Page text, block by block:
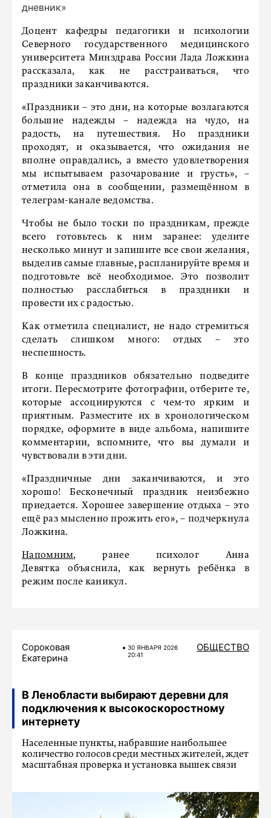
дневник»
Доцент кафедры педагогики и психологии
Северного государственного медицинского
университета Минздрава России Лада Ложкина
рассказала, как не расстраиваться, что
праздники заканчиваются.
«Праздники – это дни, на которые возлагаются
большие надежды – надежда на чудо, на
радость, на путешествия. Но праздники
проходят, и оказывается, что ожидания не
вполне оправдались, а вместо удовлетворения
мы испытываем разочарование и грусть», –
отметила она в сообщении, размещённом в
телеграм-канале ведомства.
Чтобы не было тоски по праздникам, прежде
всего готовьтесь к ним заранее: уделите
несколько минут и запишите все свои желания,
выделив самые главные, распланируйте время и
подготовьте всё необходимое. Это позволит
полностью расслабиться в праздники и
провести их с радостью.
Как отметила специалист, не надо стремиться
сделать слишком много: отдых – это
неспешность.
В конце праздников обязательно подведите
итоги. Пересмотрите фотографии, отберите те,
которые ассоциируются с чем-то ярким и
приятным. Разместите их в хронологическом
порядке, оформите в виде альбома, напишите
комментарии, вспомните, что вы думали и
чувствовали в эти дни.
«Праздничные дни заканчиваются, и это
хорошо! Бесконечный праздник неизбежно
приедается. Хорошее завершение отдыха – это
ещё раз мысленно прожить его», – подчеркнула
Ложкина.
Напомним, ранее психолог Анна
Девятка объяснила, как вернуть ребёнка в
режим после каникул.
Сороковая
Екатерина
30 ЯНВАРЯ 2026
20:41
ОБЩЕСТВО
В Ленобласти выбирают деревни для
подключения к высокоскоростному
интернету
Населенные пункты, набравшие наибольшее
количество голосов среди местных жителей, ждет
масштабная проверка и установка вышек связи